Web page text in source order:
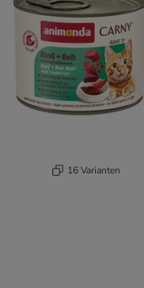
16 Varianten